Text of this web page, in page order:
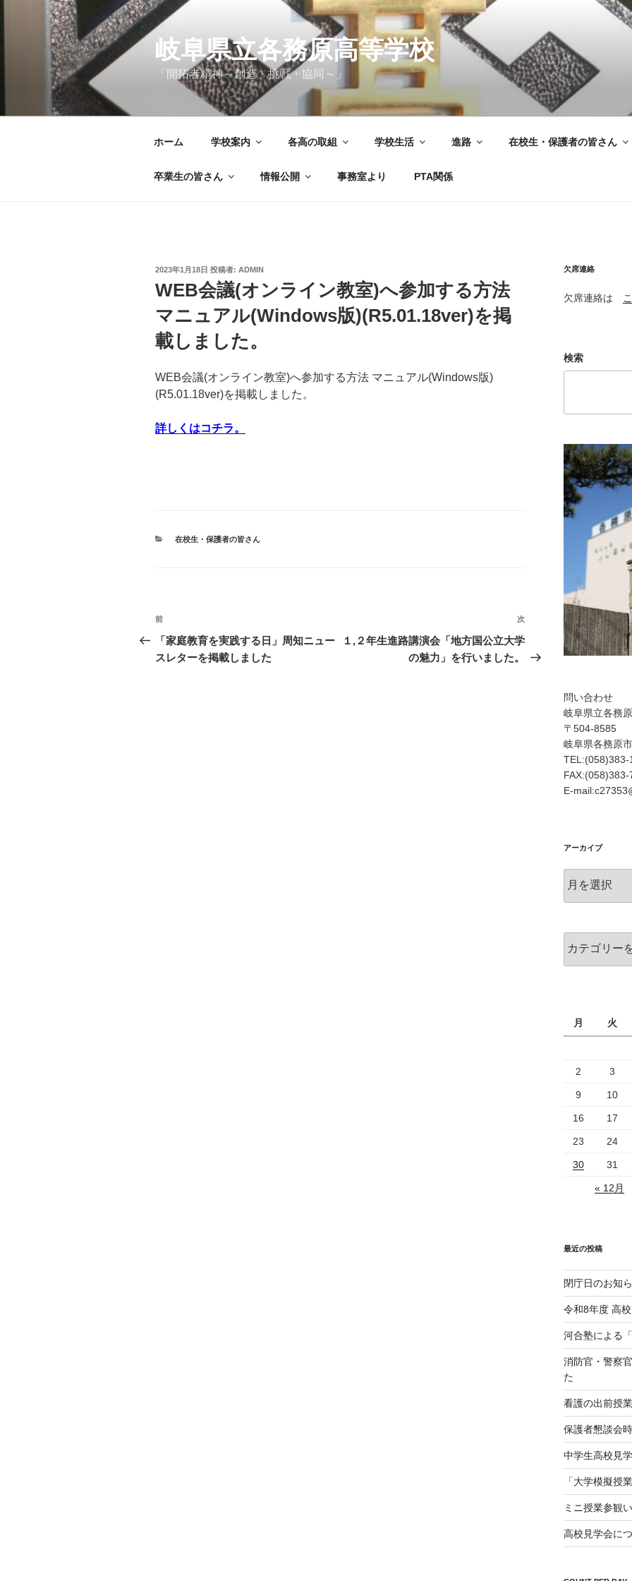
岐阜県立各務原高等学校
「開拓者精神～創造・挑戦・協同～」
ホーム 学校案内 各高の取組 学校生活 進路 在校生・保護者の皆さん
卒業生の皆さん 情報公開 事務室より PTA関係
投
日:
2023年1月18日 投稿者: ADMIN
WEB会議(オンライン教室)へ参加する方法
マニュアル(Windows版)(R5.01.18ver)を掲
載しました。
WEB会議(オンライン教室)へ参加する方法 マニュアル(Windows版)
(R5.01.18ver)を掲載しました。
詳しくはコチラ。
カ
在校生・保護者の皆さん
投
稿
ナ
前
の
投
前
「家庭教育を実践する日」周知ニュー
スレターを掲載しました
次
の
投
次
１,２年生進路講演会「地方国公立大学
の魅力」を行いました。
欠席連絡
欠席連絡は
検索
問い合わせ
岐阜県立各務
〒504-8585
岐阜県各務原
TEL:(058)383-
FAX:(058)383-
E-
アーカイブ
ー
テ
月
火
2 3
9 10
16 17
23 24
30 31
« 12月
最近の投稿
閉庁日のお知
令和8年度 高
河合塾による
消防官・警察
た
看護の出前授
保護者懇談会
中学生高校見
「大学模擬授
ミニ授業参観
高校見学会に